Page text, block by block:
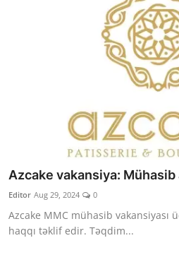
Azcake vakansiya: Mühasib
Editor Aug 29, 2024 0
Azcake MMC mühasib vakansiyası
haqqı təklif edir. Təqdim...